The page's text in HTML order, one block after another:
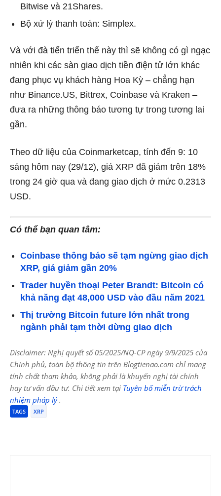
Bitwise và 21Shares.
Bộ xử lý thanh toán: Simplex.
Và với đà tiến triển thế này thì sẽ không có gì ngạc
nhiên khi các sàn giao dịch tiền điện tử lớn khác
đang phục vụ khách hàng Hoa Kỳ – chẳng hạn
như Binance.US, Bittrex, Coinbase và Kraken –
đưa ra những thông báo tương tự trong tương lai
gần.
Theo dữ liệu của Coinmarketcap, tính đến 9: 10
sáng hôm nay (29/12), giá XRP đã giảm trên 18%
trong 24 giờ qua và đang giao dịch ở mức 0.2313
USD.
Có thể bạn quan tâm:
Coinbase thông báo sẽ tạm ngừng giao dịch
XRP, giá giảm gần 20%
Trader huyền thoại Peter Brandt: Bitcoin có
khả năng đạt 48,000 USD vào đầu năm 2021
Thị trường Bitcoin future lớn nhất trong
ngành phải tạm thời dừng giao dịch
Disclaimer: Nghị quyết số 05/2025/NQ-CP ngày 9/9/2025 của
Chính phủ, toàn bộ thông tin trên Blogtienao.com chỉ mang
tính chất tham khảo, không phải là khuyến nghị tài chính
hay tư vấn đầu tư. Chi tiết xem tại Tuyên bố miễn trừ trách
nhiệm pháp lý.
TAGS XRP